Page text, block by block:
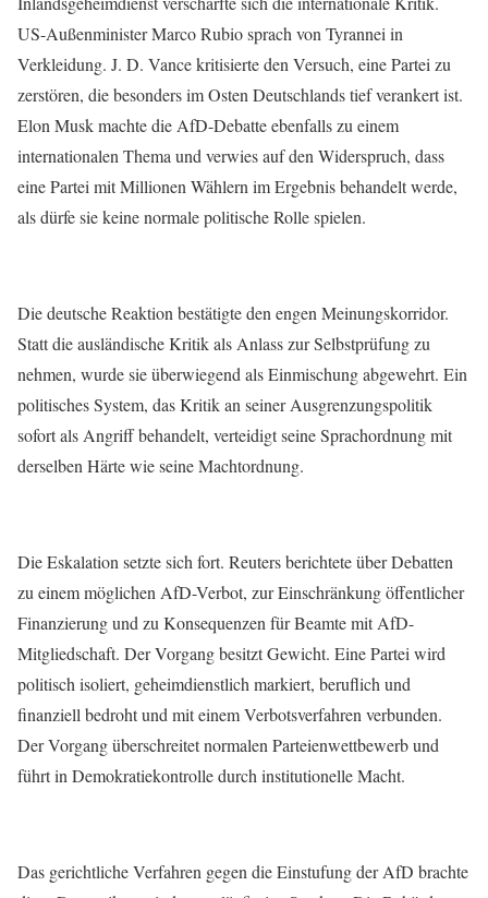
US-Außenminister Marco Rubio sprach von Tyrannei in
Verkleidung. J. D. Vance kritisierte den Versuch, eine Partei zu
zerstören, die besonders im Osten Deutschlands tief verankert ist.
Elon Musk machte die AfD-Debatte ebenfalls zu einem
internationalen Thema und verwies auf den Widerspruch, dass
eine Partei mit Millionen Wählern im Ergebnis behandelt werde,
als dürfe sie keine normale politische Rolle spielen.
Die deutsche Reaktion bestätigte den engen Meinungskorridor.
Statt die ausländische Kritik als Anlass zur Selbstprüfung zu
nehmen, wurde sie überwiegend als Einmischung abgewehrt. Ein
politisches System, das Kritik an seiner Ausgrenzungspolitik
sofort als Angriff behandelt, verteidigt seine Sprachordnung mit
derselben Härte wie seine Machtordnung.
Die Eskalation setzte sich fort. Reuters berichtete über Debatten
zu einem möglichen AfD-Verbot, zur Einschränkung öffentlicher
Finanzierung und zu Konsequenzen für Beamte mit AfD-
Mitgliedschaft. Der Vorgang besitzt Gewicht. Eine Partei wird
politisch isoliert, geheimdienstlich markiert, beruflich und
finanziell bedroht und mit einem Verbotsverfahren verbunden.
Der Vorgang überschreitet normalen Parteienwettbewerb und
führt in Demokratiekontrolle durch institutionelle Macht.
Das gerichtliche Verfahren gegen die Einstufung der AfD brachte